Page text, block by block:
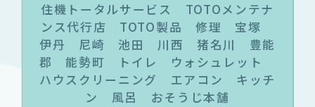
住機トータルサービス TOTOメンテナ
ンス代行店 TOTO製品 修理 宝塚
伊丹 尼崎 池田 川西 猪名川 豊能
郡 能勢町 トイレ ウォシュレット
ハウスクリーニング エアコン キッチ
ン 風呂 おそうじ本舗